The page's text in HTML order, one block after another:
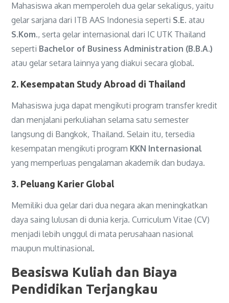
Mahasiswa akan memperoleh dua gelar sekaligus, yaitu
gelar sarjana dari ITB AAS Indonesia seperti S.E. atau
S.Kom., serta gelar internasional dari IC UTK Thailand
seperti Bachelor of Business Administration (B.B.A.)
atau gelar setara lainnya yang diakui secara global.
2. Kesempatan Study Abroad di Thailand
Mahasiswa juga dapat mengikuti program transfer kredit
dan menjalani perkuliahan selama satu semester
langsung di Bangkok, Thailand. Selain itu, tersedia
kesempatan mengikuti program KKN Internasional
yang memperluas pengalaman akademik dan budaya.
3. Peluang Karier Global
Memiliki dua gelar dari dua negara akan meningkatkan
daya saing lulusan di dunia kerja. Curriculum Vitae (CV)
menjadi lebih unggul di mata perusahaan nasional
maupun multinasional.
Beasiswa Kuliah dan Biaya
Pendidikan Terjangkau